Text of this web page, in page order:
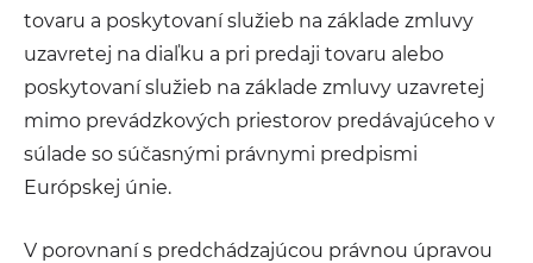
tovaru a poskytovaní služieb na základe zmluvy
uzavretej na diaľku a pri predaji tovaru alebo
poskytovaní služieb na základe zmluvy uzavretej
mimo prevádzkových priestorov predávajúceho v
súlade so súčasnými právnymi predpismi
Európskej únie.
V porovnaní s predchádzajúcou právnou úpravou